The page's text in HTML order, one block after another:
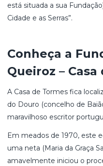
está situada a sua
Cidade e as Serras”.
Conheça a
Queiroz –
A Casa de Tormes fica
do Douro (concelho de
maravilhoso escritor
Em meados de 1970, este
uma neta (Maria da Graça
amavelmente iniciou o